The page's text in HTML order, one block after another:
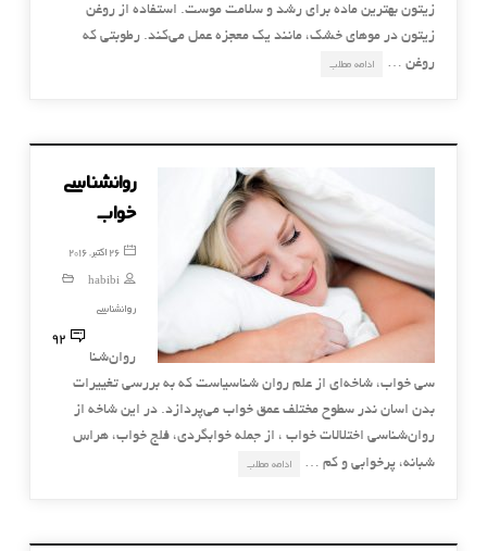
زیتون بهترین ماده برای رشد و سلامت موست. استفاده از روغن
زیتون در موهای خشک، مانند یک معجزه عمل می‌کند. رطوبتی که
روغن …
ادامه مطلب
روانشناسی
خواب
26 اکتبر, 2016
habibi
روانشناسی
92
روان‌شنا
سی خواب، شاخه‌ای از علم روان شناسیاست که به بررسی تغییرات
بدن اسان ندر سطوح مختلف عمق خواب می‌پردازد. در این شاخه از
روان‌شناسی اختلالات خواب ، از جمله خوابگردی، فلج خواب، هراس
شبانه، پرخوابی و کم …
ادامه مطلب